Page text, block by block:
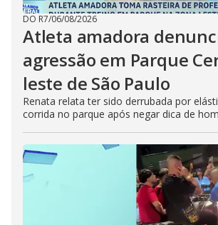
DO R7/06/08/2026
Atleta amadora
agressão em Parque
leste de São Paulo
Renata relata ter sido derrubada por
corrida no parque após negar dica de